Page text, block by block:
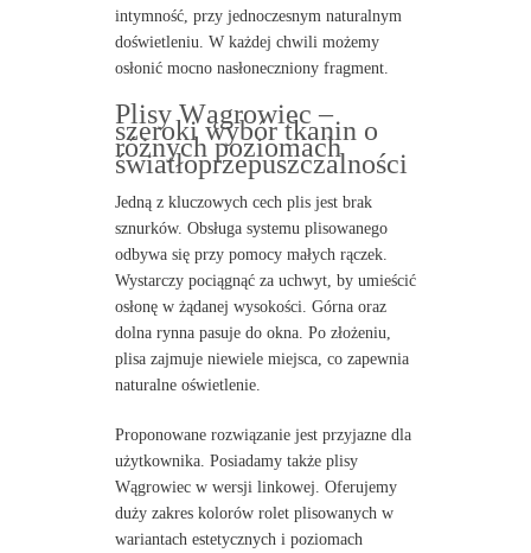
intymność, przy jednoczesnym naturalnym
doświetleniu. W każdej chwili możemy
osłonić mocno nasłoneczniony fragment.
Plisy Wągrowiec –
szeroki wybór tkanin o
różnych poziomach
światłoprzepuszczalności
Jedną z kluczowych cech plis jest brak
sznurków. Obsługa systemu plisowanego
odbywa się przy pomocy małych rączek.
Wystarczy pociągnąć za uchwyt, by umieścić
osłonę w żądanej wysokości. Górna oraz
dolna rynna pasuje do okna. Po złożeniu,
plisa zajmuje niewiele miejsca, co zapewnia
naturalne oświetlenie.
Proponowane rozwiązanie jest przyjazne dla
użytkownika. Posiadamy także plisy
Wągrowiec w wersji linkowej. Oferujemy
duży zakres kolorów rolet plisowanych w
wariantach estetycznych i poziomach